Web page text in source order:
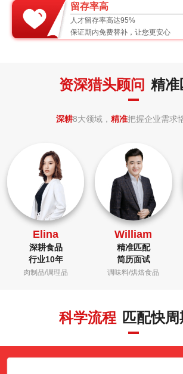
留存率高
人才留存率高达95%
保证期内免费替补，让您更安心
资深猎头顾问 精准
深耕8大领域， 精准把握企业需求
Elina
深耕食品
行业10年
肉制品/调理品
William
精准匹配
简历面试
调味料/烘焙食品
科学流程 匹配快